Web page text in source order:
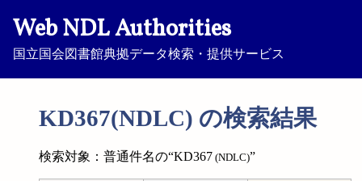
Web NDL Authorities
国立国会図書館典拠データ検索・提供サービス
KD367(NDLC) の検索結果
検索対象：普通件名の“KD367 (NDLC)”